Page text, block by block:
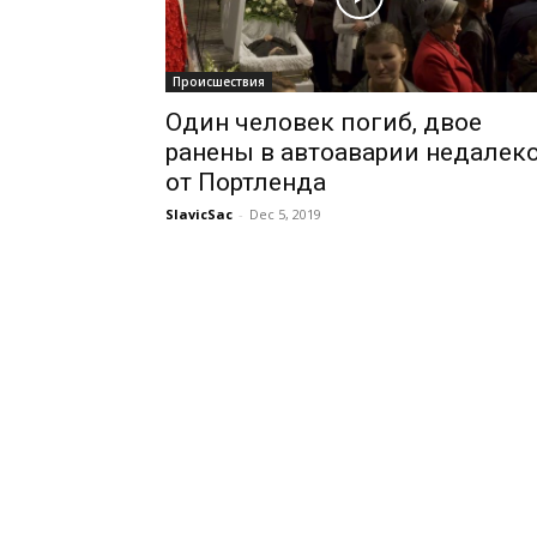
Происшествия
Один человек погиб, двое
ранены в автоаварии
от Портленда
SlavicSac - Dec 5, 2019